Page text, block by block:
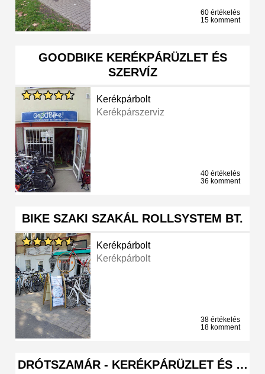
60 értékelés
15 komment
GOODBIKE KERÉKPÁRÜZLET ÉS
SZERVÍZ
Kerékpárbolt
Kerékpárszerviz
40 értékelés
36 komment
BIKE SZAKI SZAKÁL ROLLSYSTEM BT.
Kerékpárbolt
Kerékpárbolt
38 értékelés
18 komment
DRÓTSZAMÁR - KERÉKPÁRÜZLET ÉS …